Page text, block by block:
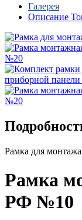
Галерея
Описание
Рамка для
Рамка
РФ №10